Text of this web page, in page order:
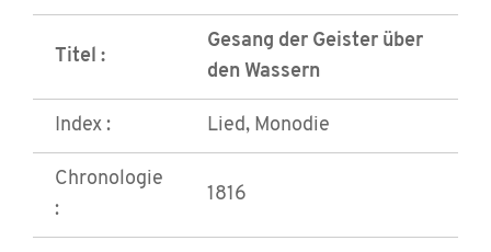
Titel :
Gesang der Geister über
den Wassern
Index : Lied, Monodie
Chronologie
:
1816